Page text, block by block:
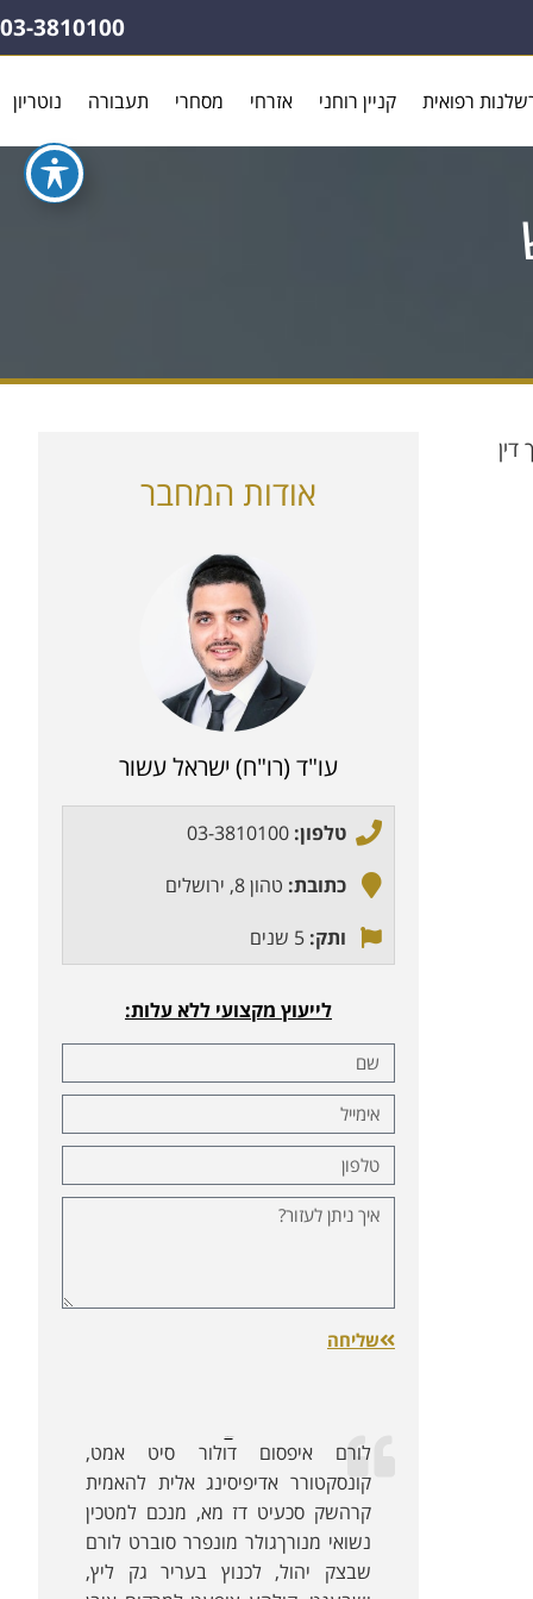
03-3810100
רפואית קניין רוחני אזרחי מסחרי תעבורה נוטריון
אודות המחבר
עו"ד (רו"ח) ישראל עשור
טלפון: 03-3810100
כתובת: טהון 8, ירושלים
ותק: 5 שנים
לייעוץ מקצועי ללא עלות:
שליחה
לורם איפסום דולור סיט אמט,
קונסקטורר אדיפיסינג אלית להאמית
קרהשק סכעיט דז מא, מנכם למטכין
נשואי מנורךגולר מונפרר סוברט לורם
שבצק יהול, לכנוץ בעריר גק ליץ,